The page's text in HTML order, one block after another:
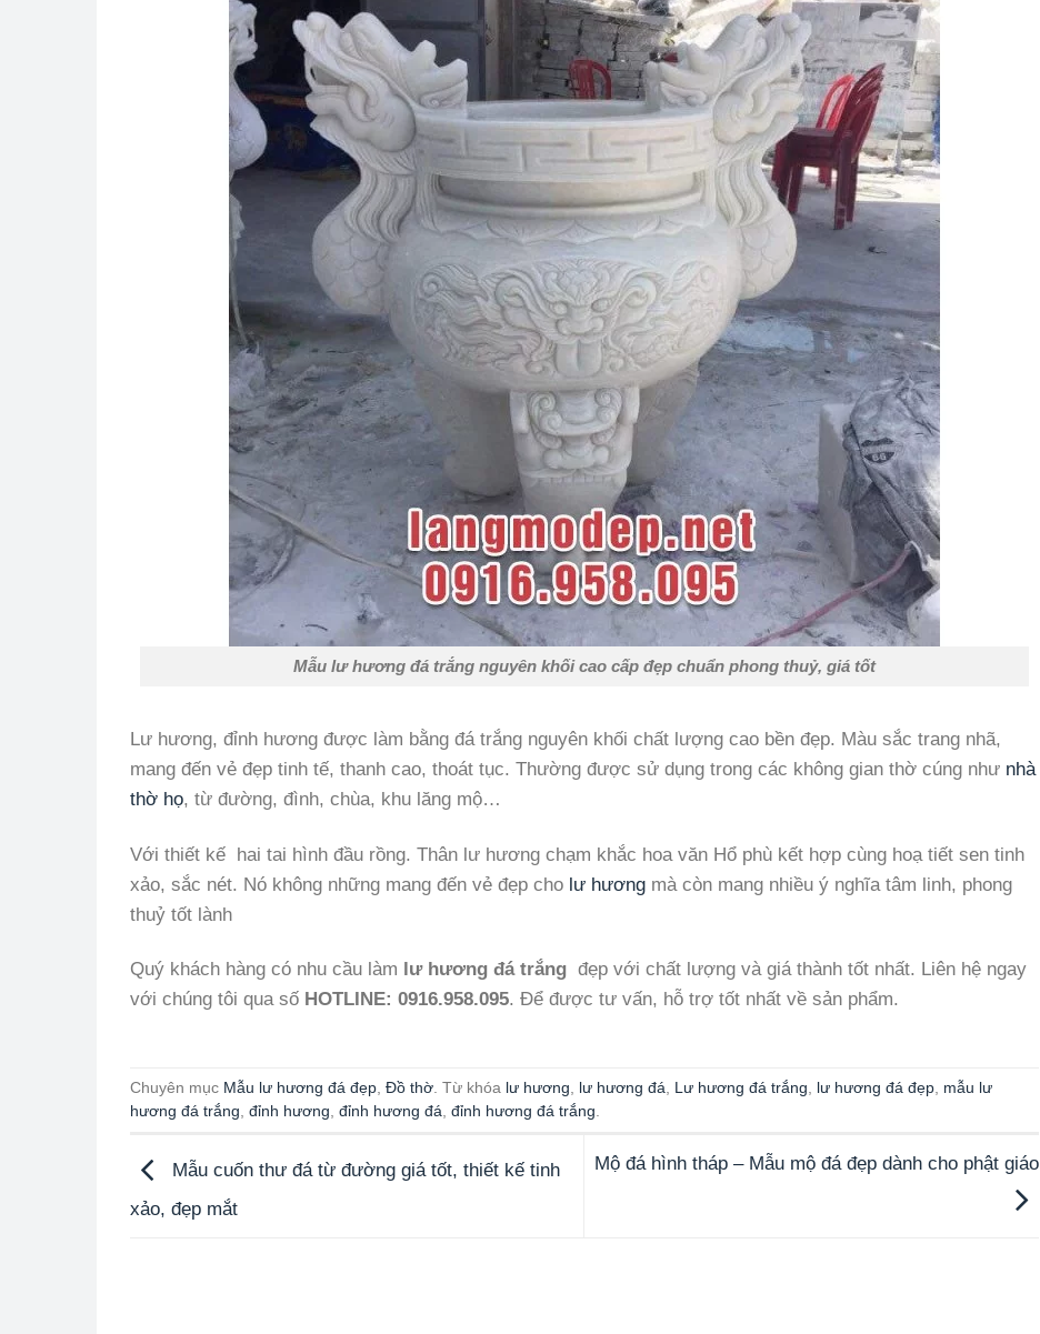
Mẫu lư hương đá trắng nguyên khối cao cấp đẹp chuẩn phong thuỷ, giá tốt
Lư hương, đỉnh hương được làm bằng đá trắng nguyên khối chất lượng cao bền đẹp. Màu sắc trang nhã,
mang đến vẻ đẹp tinh tế, thanh cao, thoát tục. Thường được sử dụng trong các không gian thờ cúng như nhà
thờ họ, từ đường, đình, chùa, khu lăng mộ…
Với thiết kế hai tai hình đầu rồng. Thân lư hương chạm khắc hoa văn Hổ phù kết hợp cùng hoạ tiết sen tinh
xảo, sắc nét. Nó không những mang đến vẻ đẹp cho lư hương mà còn mang nhiều ý nghĩa tâm linh, phong
thuỷ tốt lành
Quý khách hàng có nhu cầu làm lư hương đá trắng đẹp với chất lượng và giá thành tốt nhất. Liên hệ ngay
với chúng tôi qua số HOTLINE: 0916.958.095. Để được tư vấn, hỗ trợ tốt nhất về sản phẩm.
Chuyên mục Mẫu lư hương đá đẹp Đồ thờ . Từ khóa lư hương lư hương đá Lư hương đá trắng lư hương đá đẹp mẫu lư
hương đá trắng đỉnh hương đỉnh hương đá đỉnh hương đá trắng
Mẫu cuốn thư đá từ đường giá tốt, thiết kế tinh
xảo, đẹp mắt
Mộ đá hình tháp – Mẫu mộ đá đẹp dành cho phật giáo